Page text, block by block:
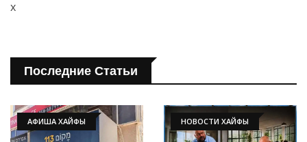
x
Последние Статьи
АФИША ХАЙФЫ НОВОСТИ ХАЙФЫ